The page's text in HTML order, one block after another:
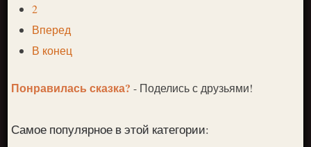
2
Вперед
В конец
Понравилась сказка?- Поделись с друзьями!
Самое популярное в этой категории: